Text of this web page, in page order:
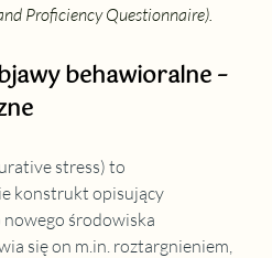
Proficiency Questionnaire).
behawioralne –
stress) to
konstrukt opisujący
środowiska
się on m.in . roztargnieniem,